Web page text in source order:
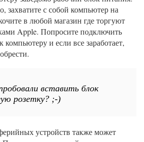
захватите с собой компьютер на
в любой магазин где торгуют
Apple. Попросите подключить
компьютеру и если все заработает,
вставить блок
розетку? ;-)
устройств также может